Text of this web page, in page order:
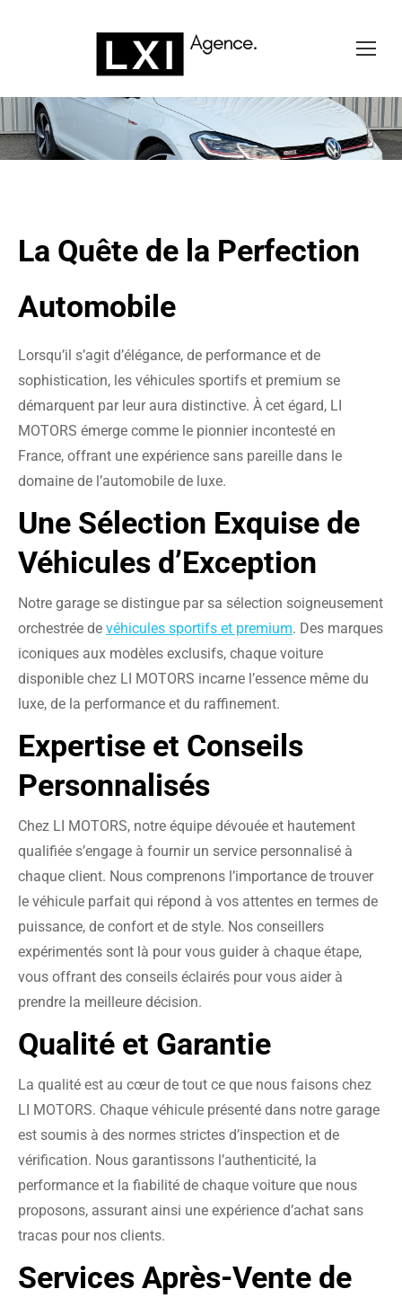
Vous êtes ici :
La Quête de la Perfection
Automobile
Lorsqu’il s’agit d’élégance, de performance et de
sophistication, les véhicules sportifs et premium se
démarquent par leur aura distinctive. À cet égard, LI
MOTORS émerge comme le pionnier incontesté en
France, offrant une expérience sans pareille dans le
domaine de l’automobile de luxe.
Une Sélection Exquise de
Véhicules d’Exception
Notre garage se distingue par sa sélection soigneusement
orchestrée de véhicules sportifs et premium. Des marques
iconiques aux modèles exclusifs, chaque voiture
disponible chez LI MOTORS incarne l’essence même du
luxe, de la performance et du raffinement.
Expertise et Conseils
Personnalisés
Chez LI MOTORS, notre équipe dévouée et hautement
qualifiée s’engage à fournir un service personnalisé à
chaque client. Nous comprenons l’importance de trouver
le véhicule parfait qui répond à vos attentes en termes de
puissance, de confort et de style. Nos conseillers
expérimentés sont là pour vous guider à chaque étape,
vous offrant des conseils éclairés pour vous aider à
prendre la meilleure décision.
Qualité et Garantie
La qualité est au cœur de tout ce que nous faisons chez
LI MOTORS. Chaque véhicule présenté dans notre garage
est soumis à des normes strictes d’inspection et de
vérification. Nous garantissons l’authenticité, la
performance et la fiabilité de chaque voiture que nous
proposons, assurant ainsi une expérience d’achat sans
tracas pour nos clients.
Services Après-Vente de